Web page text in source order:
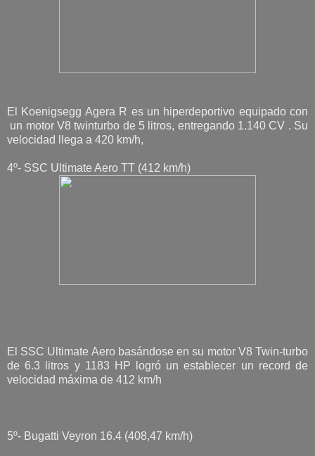
El Koenigsegg Agera R es un hiperdeportivo equipado con
un motor V8 twinturbo de 5 litros, entregando 1.140 CV . Su
velocidad llega a 420 km/h,
4º- SSC Ultimate Aero TT (412 km/h)
El SSC Ultimate Aero basándose en su motor V8 Twin-turbo
de 6.3 litros y 1183 HP logró un establecer un record de
velocidad máxima de 412 km/h
5º- Bugatti Veyron 16.4 (408,47 km/h)